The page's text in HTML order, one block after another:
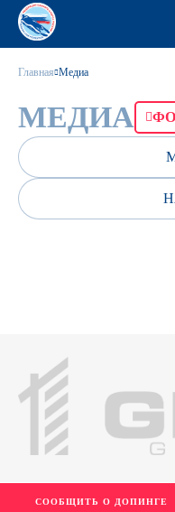
Главная Медиа
МЕДИА
СООБЩИТЬ О ДОПИНГЕ